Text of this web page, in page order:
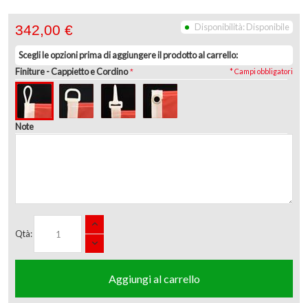
Disponibilità: Disponibile
342,00 €
Scegli le opzioni prima di aggiungere il prodotto al carrello:
Finiture- Cappietto e Cordino
Note
* Campi obbligatori
Qtà:
Aggiungi al carrello